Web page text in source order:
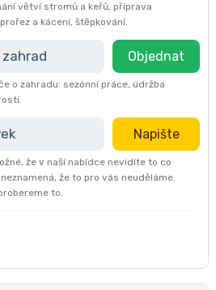
větví stromů a keřů, příprava
a kácení, štěpkování.
Objednat
o zahradu: sezónní práce, údržba
Napište
že v naší nabídce nevidíte to co
že to pro vás neuděláme.
to.